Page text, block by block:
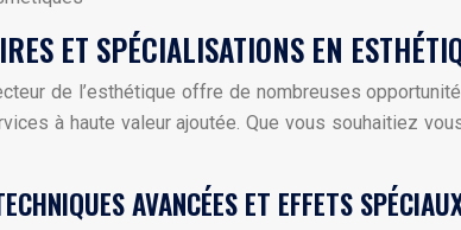
ET SPÉCIALISATIONS EN
de l’esthétique offre de nombreuses
à haute valeur ajoutée. Que vous souhaitiez
AVANCÉES ET EFFETS